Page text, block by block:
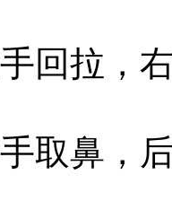
拉，右
鼻，后